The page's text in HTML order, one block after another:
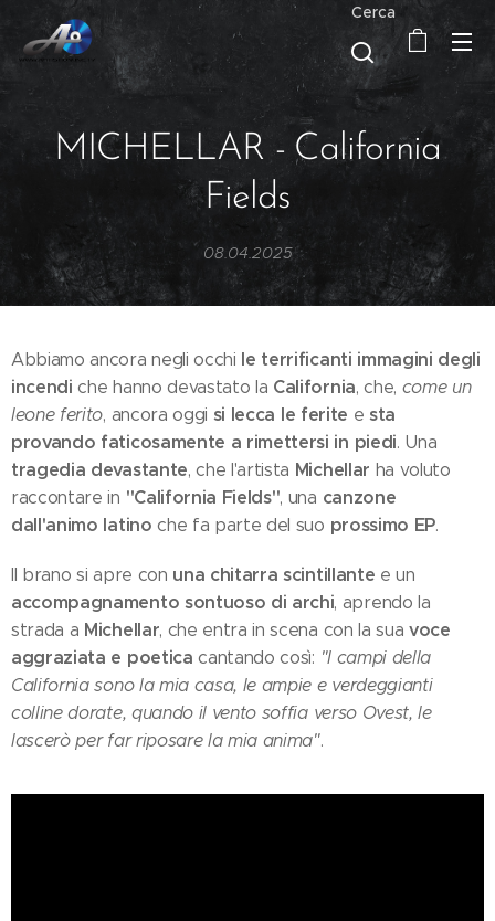
Cerca
MICHELLAR - California
Fields
08.04.2025
Abbiamo ancora negli occhi le terrificanti immagini degli
incendi che hanno devastato la California, che, come un
leone ferito, ancora oggi si lecca le ferite e sta
provando faticosamente a rimettersi in piedi. Una
tragedia devastante, che l'artista Michellar ha voluto
raccontare in "California Fields", una canzone
dall'animo latino che fa parte del suo prossimo EP.
Il brano si apre con una chitarra scintillante e un
accompagnamento sontuoso di archi, aprendo la
strada a Michellar, che entra in scena con la suavoce
aggraziata e poetica cantando così: "I campi della
California sono la mia casa, le ampie e verdeggianti
colline dorate, quando il vento soffia verso Ovest, le
lascerò per far riposare la mia anima".